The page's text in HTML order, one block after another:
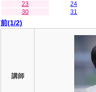
23
24
30
31
前(1/2)
講師